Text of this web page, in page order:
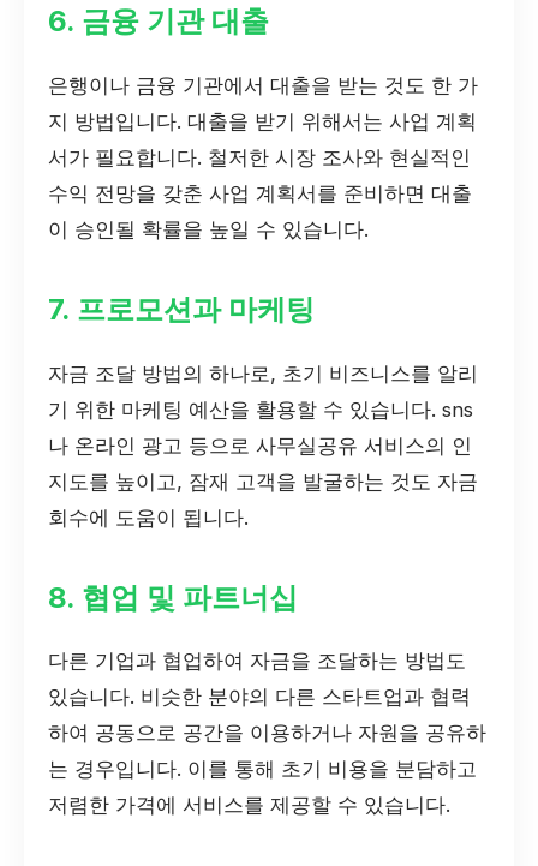
6. 금융 기관 대출
은행이나 금융 기관에서 대출을 받는 것도 한 가
지 방법입니다. 대출을 받기 위해서는 사업 계획
서가 필요합니다. 철저한 시장 조사와 현실적인
수익 전망을 갖춘 사업 계획서를 준비하면 대출
이 승인될 확률을 높일 수 있습니다.
7. 프로모션과 마케팅
자금 조달 방법의 하나로, 초기 비즈니스를 알리
기 위한 마케팅 예산을 활용할 수 있습니다. sns
나 온라인 광고 등으로 사무실공유 서비스의 인
지도를 높이고, 잠재 고객을 발굴하는 것도 자금
회수에 도움이 됩니다.
8. 협업 및 파트너십
다른 기업과 협업하여 자금을 조달하는 방법도
있습니다. 비슷한 분야의 다른 스타트업과 협력
하여 공동으로 공간을 이용하거나 자원을 공유하
는 경우입니다. 이를 통해 초기 비용을 분담하고
저렴한 가격에 서비스를 제공할 수 있습니다.